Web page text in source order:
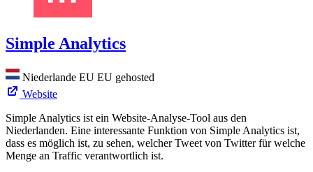
Simple Analytics
Niederlande EU EU gehosted
Website
Simple Analytics ist ein Website-Analyse-Tool aus den
Niederlanden. Eine interessante Funktion von Simple Analytics ist,
dass es möglich ist, zu sehen, welcher Tweet von Twitter für welche
Menge an Traffic verantwortlich ist.